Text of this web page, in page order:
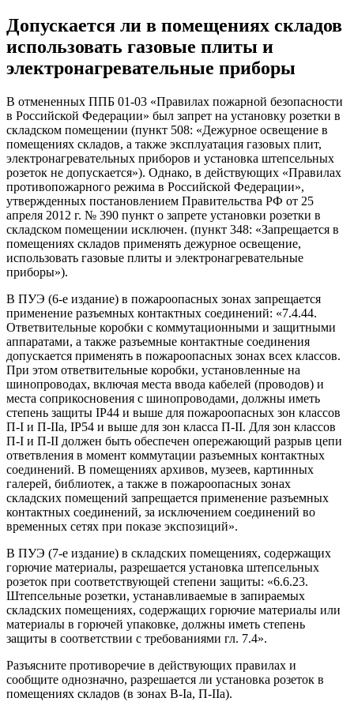
Допускается ли в помещениях складов
использовать газовые плиты и
электронагревательные приборы
В отмененных ППБ 01-03 «Правилах пожарной безопасности
в Российской Федерации» был запрет на установку розетки в
складском помещении (пункт 508: «Дежурное освещение в
помещениях складов, а также эксплуатация газовых плит,
электронагревательных приборов и установка штепсельных
розеток не допускается»). Однако, в действующих «Правилах
противопожарного режима в Российской Федерации»,
утвержденных постановлением Правительства РФ от 25
апреля 2012 г. № 390 пункт о запрете установки розетки в
складском помещении исключен. (пункт 348: «Запрещается в
помещениях складов применять дежурное освещение,
использовать газовые плиты и электронагревательные
приборы»).
В ПУЭ (6-е издание) в пожароопасных зонах запрещается
применение разъемных контактных соединений: «7.4.44.
Ответвительные коробки с коммутационными и защитными
аппаратами, а также разъемные контактные соединения
допускается применять в пожароопасных зонах всех классов.
При этом ответвительные коробки, установленные на
шинопроводах, включая места ввода кабелей (проводов) и
места соприкосновения с шинопроводами, должны иметь
степень защиты IР44 и выше для пожароопасных зон классов
П-I и П-IIа, IР54 и выше для зон класса П-II. Для зон классов
П-I и П-II должен быть обеспечен опережающий разрыв цепи
ответвления в момент коммутации разъемных контактных
соединений. В помещениях архивов, музеев, картинных
галерей, библиотек, а также в пожароопасных зонах
складских помещений запрещается применение разъемных
контактных соединений, за исключением соединений во
временных сетях при показе экспозиций».
В ПУЭ (7-е издание) в складских помещениях, содержащих
горючие материалы, разрешается установка штепсельных
розеток при соответствующей степени защиты: «6.6.23.
Штепсельные розетки, устанавливаемые в запираемых
складских помещениях, содержащих горючие материалы или
материалы в горючей упаковке, должны иметь степень
защиты в соответствии с требованиями гл. 7.4».
Разъясните противоречие в действующих правилах и
сообщите однозначно, разрешается ли установка розеток в
помещениях складов (в зонах В-Iа, П-IIа).